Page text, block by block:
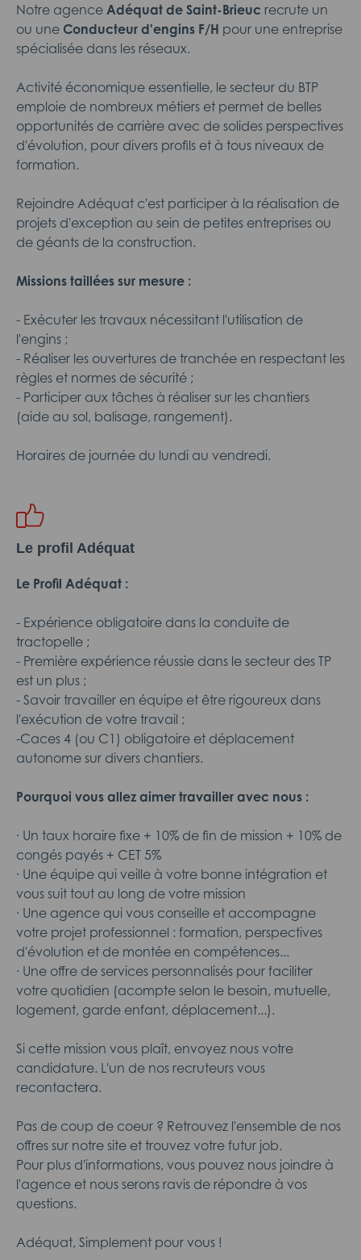
Notre agence Adéquat de Saint-Brieuc recrute un
ou une Conducteur d'engins F/H pour une entreprise
spécialisée dans les réseaux.
Activité économique essentielle, le secteur du BTP
emploie de nombreux métiers et permet de belles
opportunités de carrière avec de solides perspectives
d'évolution, pour divers profils et à tous niveaux de
formation.
Rejoindre Adéquat c'est participer à la réalisation de
projets d'exception au sein de petites entreprises ou
de géants de la construction.
Missions taillées sur mesure :
- Exécuter les travaux nécessitant l'utilisation de
l'engins ;
- Réaliser les ouvertures de tranchée en respectant les
règles et normes de sécurité ;
- Participer aux tâches à réaliser sur les chantiers
(aide au sol, balisage, rangement).
Horaires de journée du lundi au vendredi.
Le profil Adéquat
Le Profil Adéquat :
- Expérience obligatoire dans la conduite de
tractopelle ;
- Première expérience réussie dans le secteur des TP
est un plus ;
- Savoir travailler en équipe et être rigoureux dans
l'exécution de votre travail ;
-Caces 4 (ou C1) obligatoire et déplacement
autonome sur divers chantiers.
Pourquoi vous allez aimer travailler avec nous :
· Un taux horaire fixe + 10% de fin de mission + 10% de
congés payés + CET 5%
· Une équipe qui veille à votre bonne intégration et
vous suit tout au long de votre mission
· Une agence qui vous conseille et accompagne
votre projet professionnel : formation, perspectives
d'évolution et de montée en compétences...
· Une offre de services personnalisés pour faciliter
votre quotidien (acompte selon le besoin, mutuelle,
logement, garde enfant, déplacement...).
Si cette mission vous plaît, envoyez nous votre
candidature. L'un de nos recruteurs vous
recontactera.
Pas de coup de coeur ? Retrouvez l'ensemble de nos
offres sur notre site et trouvez votre futur job.
Pour plus d'informations, vous pouvez nous joindre à
l'agence et nous serons ravis de répondre à vos
questions.
Adéquat, Simplement pour vous !